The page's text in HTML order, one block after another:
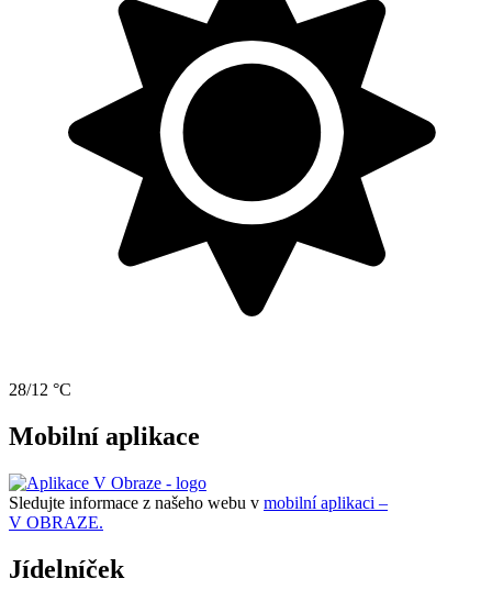
28/12 °C
Mobilní aplikace
Sledujte informace z našeho webu v mobilní aplikaci –
V OBRAZE.
Jídelníček